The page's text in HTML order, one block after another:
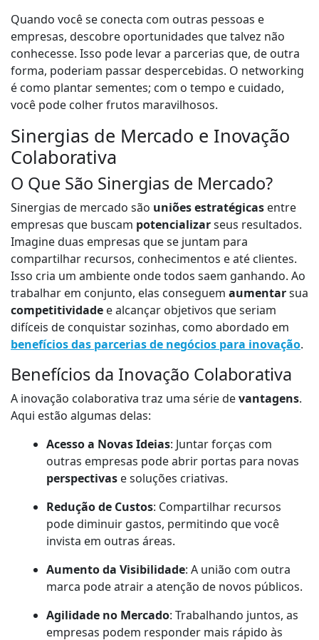
Quando você se conecta com outras pessoas e
empresas, descobre oportunidades que talvez não
conhecesse. Isso pode levar a parcerias que, de outra
forma, poderiam passar despercebidas. O networking
é como plantar sementes; com o tempo e cuidado,
você pode colher frutos maravilhosos.
Sinergias de Mercado e Inovação
Colaborativa
O Que São Sinergias de Mercado?
Sinergias de mercado são uniões estratégicas entre
empresas que buscam potencializarseus resultados.
Imagine duas empresas que se juntam para
compartilhar recursos, conhecimentos e até clientes.
Isso cria um ambiente onde todos saem ganhando. Ao
trabalhar em conjunto, elas conseguem aumentarsua
competitividade e alcançar objetivos que seriam
difíceis de conquistar sozinhas, como abordado em
benefícios das parcerias de negócios para inovação.
Benefícios da Inovação Colaborativa
A inovação colaborativa traz uma série devantagens.
Aqui estão algumas delas:
Acesso a Novas Ideias: Juntar forças com
outras empresas pode abrir portas para novas
perspectivas e soluções criativas.
Redução de Custos: Compartilhar recursos
pode diminuir gastos, permitindo que você
invista em outras áreas.
Aumento da Visibilidade: A união com outra
marca pode atrair a atenção de novos públicos.
Agilidade no Mercado: Trabalhando juntos, as
empresas podem responder mais rápido às